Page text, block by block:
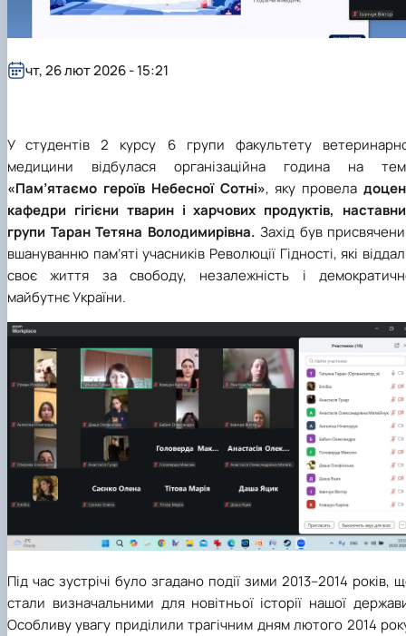
У студентів 2 курсу 6 групи факультету
медицини відбулася організаційна година на
«Пам’ятаємо героїв Небесної Сотні», яку провела
кафедри гігієни тварин і харчових продуктів,
групи Таран Тетяна Володимирівна. Захід був
вшануванню пам’яті учасників Революції Гідності, які
своє життя за свободу, незалежність і
майбутнє України.
Під час зустрічі було згадано події зими 2013–2014 років,
стали визначальними для новітньої історії нашої
Особливу увагу приділили трагічним дням лютого 2014
чт, 26 лют 2026 - 15:21